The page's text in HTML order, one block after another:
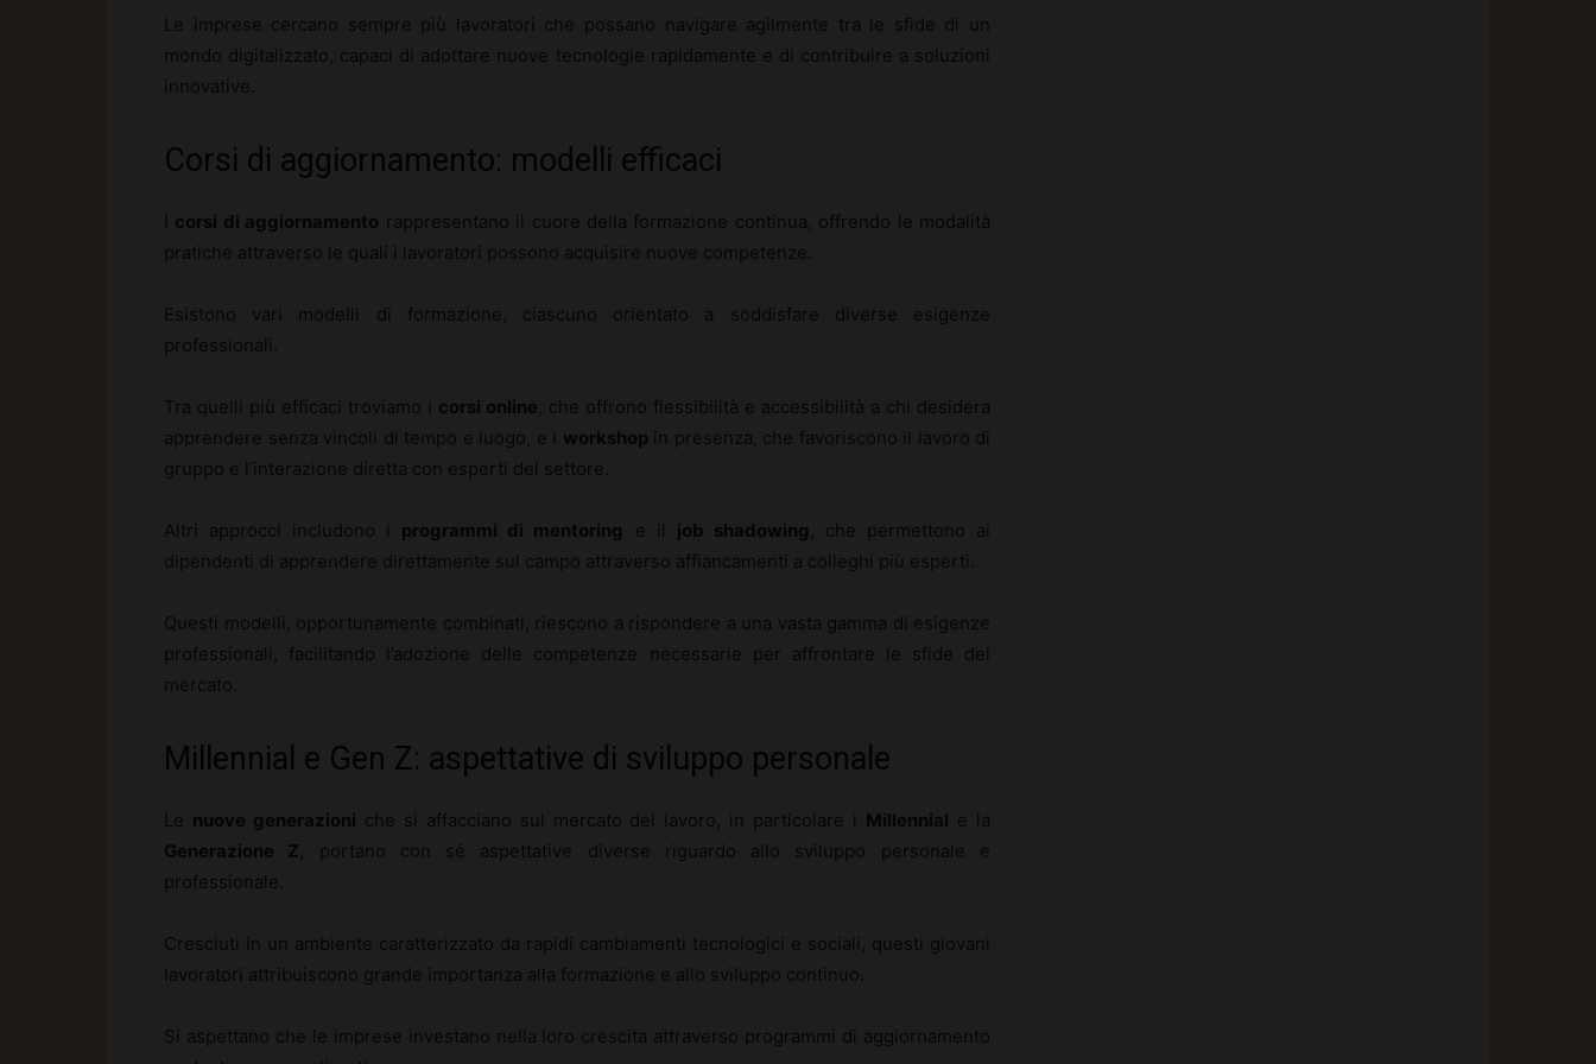
Le imprese cercano sempre più lavoratori che possano navigare agilmente tra le sfide di un
mondo digitalizzato, capaci di adottare nuove tecnologie rapidamente e di contribuire a soluzioni
innovative.
Corsi di aggiornamento: modelli efficaci
corsi di aggiornamento rappresentano il cuore della formazione continua, offrendo le modalità
pratiche attraverso le quali i lavoratori possono acquisire nuove competenze.
Esistono vari modelli di formazione, ciascuno orientato a soddisfare diverse esigenze
professionali.
Tra quelli più efficaci troviamo i corsi online , che offrono flessibilità e accessibilità a chi desidera
apprendere senza vincoli di tempo e luogo, e i workshop in presenza, che favoriscono il lavoro di
gruppo e l’interazione diretta con esperti del settore.
Altri approcci includono i programmi di mentoring e il job shadowing , che permettono ai
dipendenti di apprendere direttamente sul campo attraverso affiancamenti a colleghi più esperti.
Questi modelli, opportunamente combinati, riescono a rispondere a una vasta gamma di esigenze
professionali, facilitando l’adozione delle competenze necessarie per affrontare le sfide del
mercato.
Millennial e Gen Z: aspettative di sviluppo personale
Le nuove generazioni che si affacciano sul mercato del lavoro, in particolare i Millennial e la
Generazione Z , portano con sé aspettative diverse riguardo allo sviluppo personale e
professionale.
Cresciuti in un ambiente caratterizzato da rapidi cambiamenti tecnologici e sociali, questi giovani
lavoratori attribuiscono grande importanza alla formazione e allo sviluppo continuo.
Si aspettano che le imprese investano nella loro crescita attraverso programmi di aggiornamento